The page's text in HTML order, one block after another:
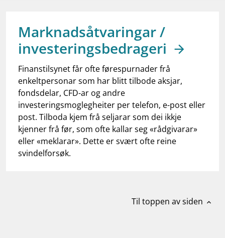
dashboardInformasjon for investorer
notifications_noneAbonner på nyhetsvarsel
Marknadsåtvaringar /
investeringsbedrageri
Finanstilsynet får ofte førespurnader frå
enkeltpersonar som har blitt tilbode aksjar,
fondsdelar, CFD-ar og andre
investeringsmoglegheiter per telefon, e-post eller
post. Tilboda kjem frå seljarar som dei ikkje
kjenner frå før, som ofte kallar seg «rådgivarar»
eller «meklarar». Dette er svært ofte reine
svindelforsøk.
Til toppen av siden expand_less